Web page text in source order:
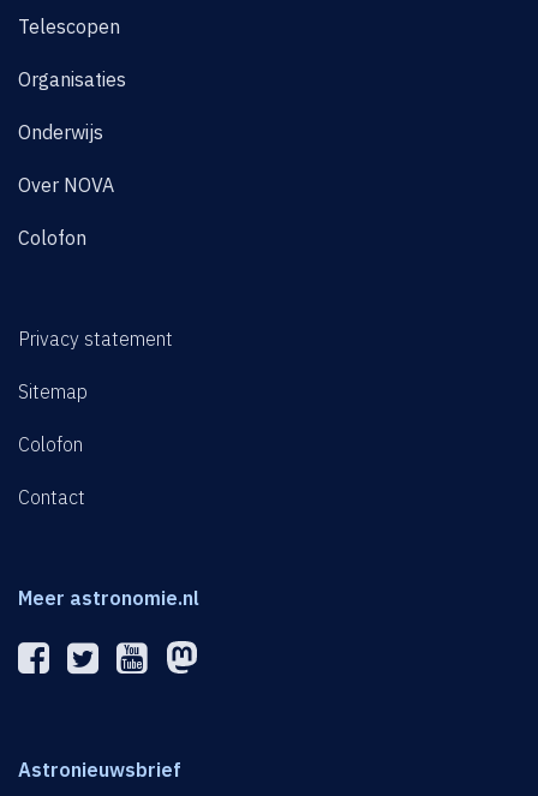
Telescopen
Organisaties
Onderwijs
Over NOVA
Colofon
Privacy statement
Sitemap
Colofon
Contact
Meer astronomie.nl
Astronieuwsbrief